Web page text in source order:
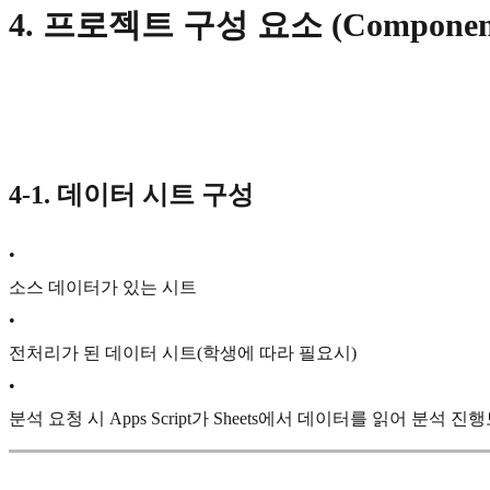
4. 프로젝트 구성 요소
4-1. 데이터 시트 구성
•
소스 데이터가 있는 시트
•
전처리가 된 데이터 시트(학생에 따라 필요시)
•
분석 요청 시 Apps Script가 Sheets에서 데이터를 읽어 분석 진